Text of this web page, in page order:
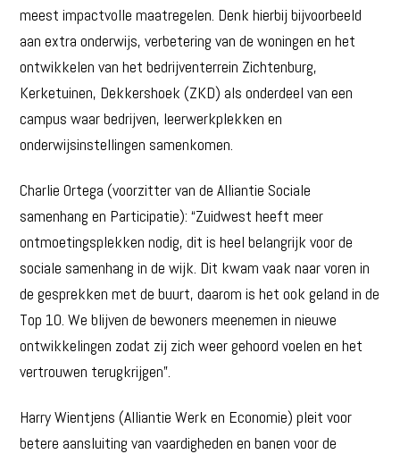
meest impactvolle maatregelen. Denk hierbij bijvoorbeeld
aan extra onderwijs, verbetering van de woningen en het
ontwikkelen van het bedrijventerrein Zichtenburg,
Kerketuinen, Dekkershoek (ZKD) als onderdeel van een
campus waar bedrijven, leerwerkplekken en
onderwijsinstellingen samenkomen.
Charlie Ortega (voorzitter van de Alliantie Sociale
samenhang en Participatie): “Zuidwest heeft meer
ontmoetingsplekken nodig, dit is heel belangrijk voor de
sociale samenhang in de wijk. Dit kwam vaak naar voren in
de gesprekken met de buurt, daarom is het ook geland in de
Top 10. We blijven de bewoners meenemen in nieuwe
ontwikkelingen zodat zij zich weer gehoord voelen en het
vertrouwen terugkrijgen”.
Harry Wientjens (Alliantie Werk en Economie) pleit voor
betere aansluiting van vaardigheden en banen voor de